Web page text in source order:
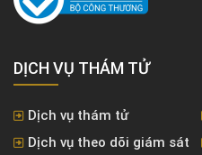
DỊCH VỤ THÁM TỬ
Dịch vụ thám tử
Dịch vụ theo dõi giám sát